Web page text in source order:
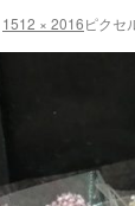
1512 × 2016ピクセ